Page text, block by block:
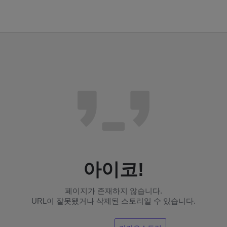
아이코!
페이지가 존재하지 않습니다.
URL이 잘못됐거나 삭제된 스토리일 수 있습니다.